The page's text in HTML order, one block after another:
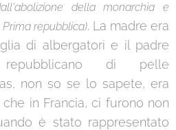
della monarchia e
repubblica). La madre era
di albergatori e il padre
di pelle
non so se lo sapete, era
in Francia, ci furono non
è stato rappresentato